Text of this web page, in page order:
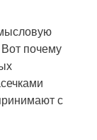
Вот почему
с